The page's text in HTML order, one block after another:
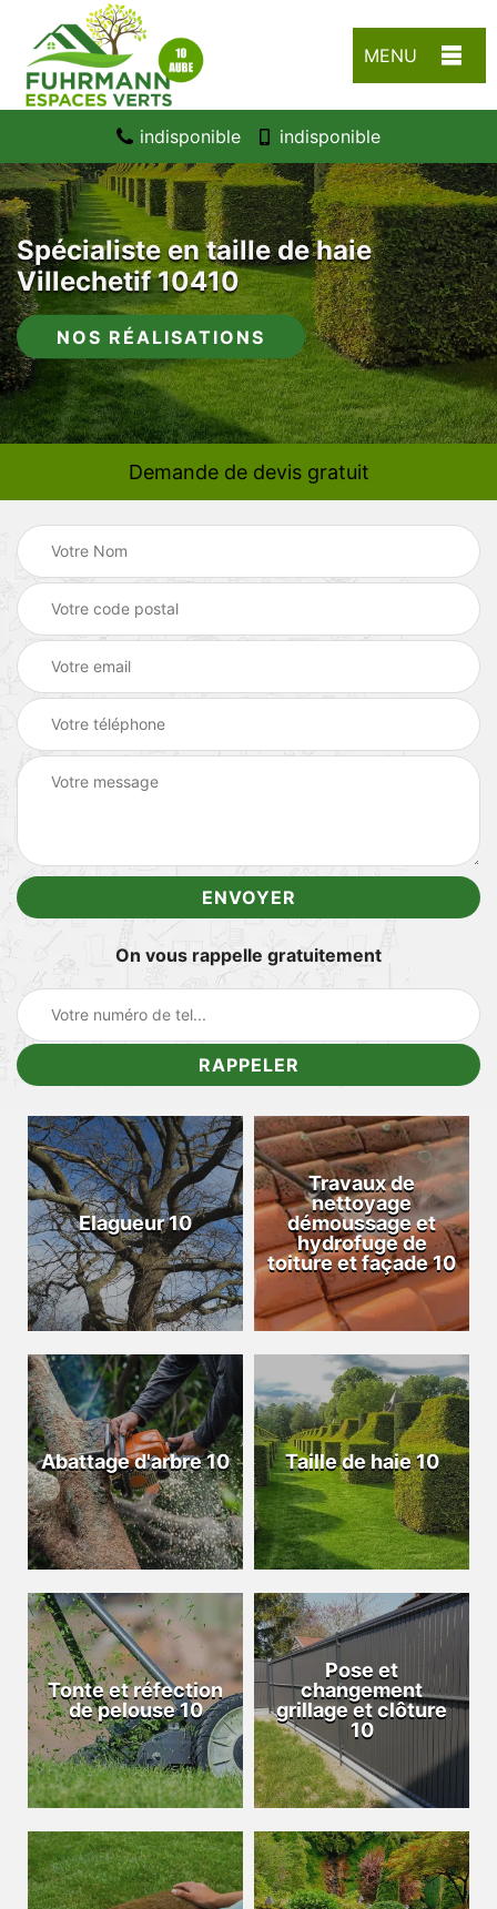
MENU
indisponible indisponible
Spécialiste en taille de haie
Villechetif 10410
NOS RÉALISATIONS
Demande de devis gratuit
On vous rappelle gratuitement
Elagueur 10
Travaux de
nettoyage
démoussage et
hydrofuge de
toiture et façade 10
Abattage d'arbre 10 Taille de haie 10
Tonte et réfection
de pelouse 10
Pose et
changement
grillage et clôture
10